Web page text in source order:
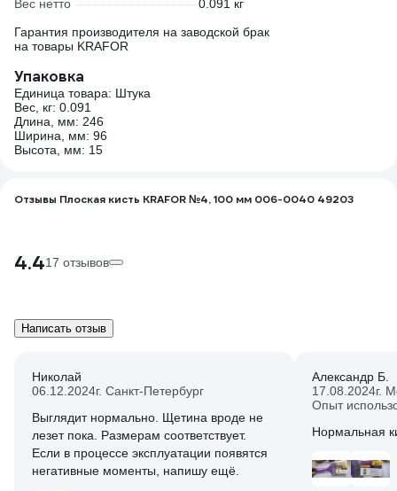
Вес нетто
0.091 кг
Гарантия производителя на заводской брак
на товары KRAFOR
Упаковка
Единица товара: Штука
Вес, кг: 0.091
Длина, мм: 246
Ширина, мм: 96
Высота, мм: 15
Отзывы Плоская кисть KRAFOR №4, 100 мм 006-0040 49203
4.417 отзывов
Написать отзыв
Николай
06.12.2024г. Санкт-Петербург
Выглядит нормально. Щетина вроде не
лезет пока. Размерам соответствует.
Если в процессе эксплуатации появятся
негативные моменты, напишу ещё.
Александр Б.
17.08.2024г.
Опыт
Нормальная